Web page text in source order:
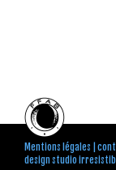
Mentions légales
design studio